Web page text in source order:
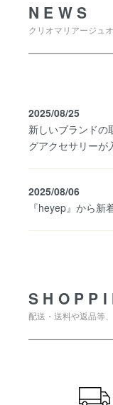
NEWS
クリオマリアージュ
2025/08/25
新しいブランドの
グアクセサリーが
2025/08/06
『heyep』から新
配送・送料や返品等